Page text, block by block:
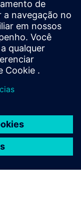
machinery